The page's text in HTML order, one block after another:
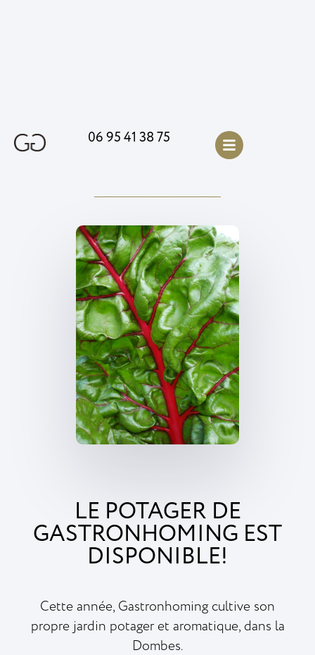
06 95 41 38 75
LE POTAGER DE
GASTRONHOMING EST
DISPONIBLE!
Cette année, Gastronhoming cultive son
propre jardin potager et aromatique, dans la
Dombes.